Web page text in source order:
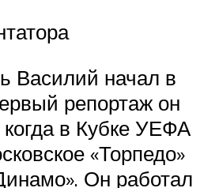
Василий начал в
репортаж он
в Кубке УЕФА
«Торпедо»
Он работал